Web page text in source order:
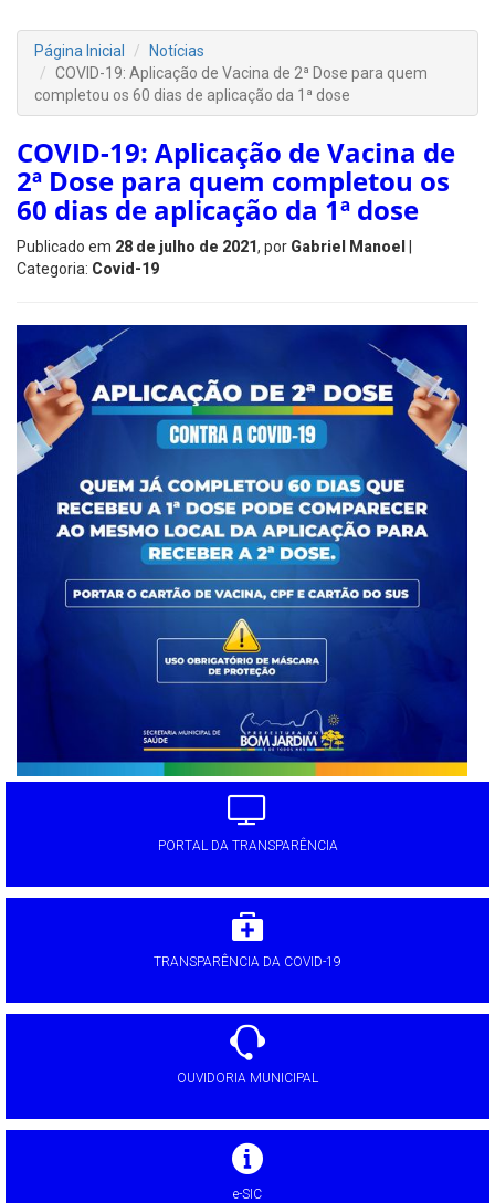
Página Inicial
Notícias
COVID-19: Aplicação de Vacina de 2ª Dose para quem
completou os 60 dias de aplicação da 1ª dose
COVID-19: Aplicação de Vacina de
2ª Dose para quem completou os
60 dias de aplicação da 1ª dose
Publicado em 28 de julho de 2021, por Gabriel Manoel
Categoria: Covid-19
PORTAL DA TRANSPARÊNCIA
TRANSPARÊNCIA DA COVID-19
OUVIDORIA MUNICIPAL
e-SIC